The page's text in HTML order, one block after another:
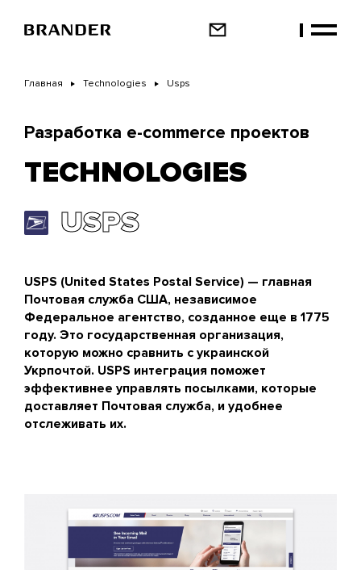
основному
Главная Technologies Usps
Разработка e-commerce проектов
TECHNOLOGIES
USPS
USPS (United States Postal Service) — главная
Почтовая служба США, независимое
Федеральное агентство, созданное еще в 1775
году. Это государственная организация,
которую можно сравнить с украинской
Укрпочтой. USPS интеграция поможет
эффективнее управлять посылками, которые
доставляет Почтовая служба, и удобнее
отслеживать их.